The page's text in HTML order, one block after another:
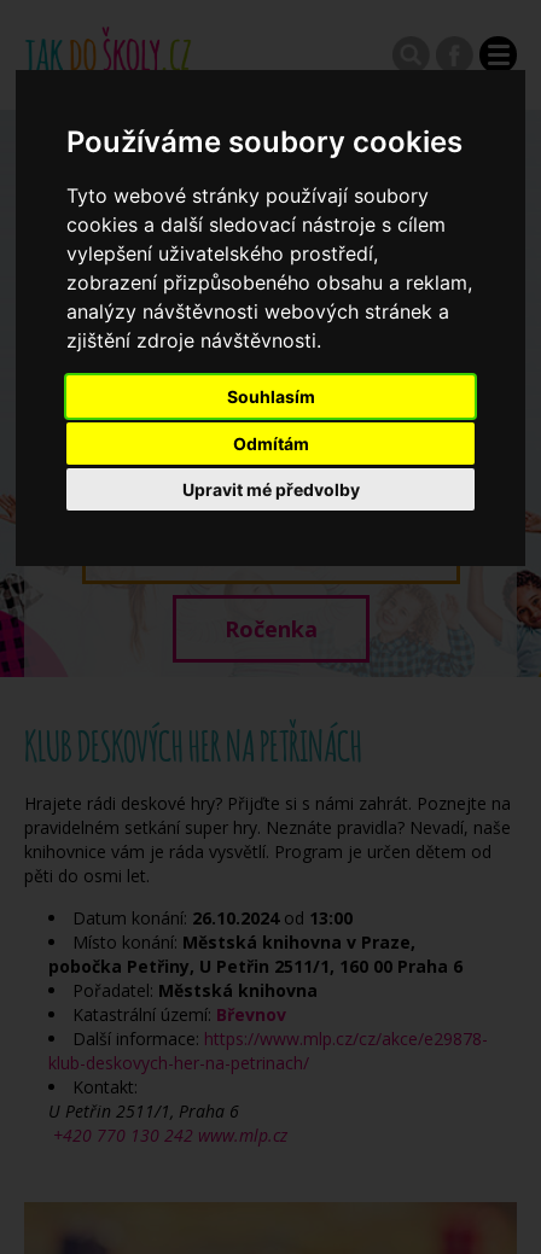
Používáme soubory cookies
Tyto webové stránky používají soubory
cookies a další sledovací nástroje s cílem
vylepšení uživatelského prostředí,
zobrazení přizpůsobeného obsahu a reklam,
analýzy návštěvnosti webových stránek a
zjištění zdroje návštěvnosti.
Souhlasím
Odmítám
Upravit mé předvolby
Zápisy do ZŠ 2026/27
Výroční zprávy
Spádové oblasti ZŠ
Koncepce školství
Dny otevřených dveří ZŠ
Ročenka
KLUB DESKOVÝCH HER NA PETŘINÁCH
Hrajete rádi deskové hry? Přijďte si s námi zahrát. Poznejte na
pravidelném setkání super hry. Neznáte pravidla? Nevadí, naše
knihovnice vám je ráda vysvětlí. Program je určen dětem od
pěti do osmi let.
Datum konání: 26.10.2024od 13:00
Místo konání: Městská knihovna v Praze,
pobočka Petřiny, U Petřin 2511/1, 160 00 Praha 6
Pořadatel: Městská knihovna
Katastrální území: Břevnov
Další informace: https://www.mlp.cz/cz/akce/e29878-
klub-deskovych-her-na-petrinach/
Kontakt:
U Petřin 2511/1, Praha 6
+420 770 130 242 www.mlp.cz